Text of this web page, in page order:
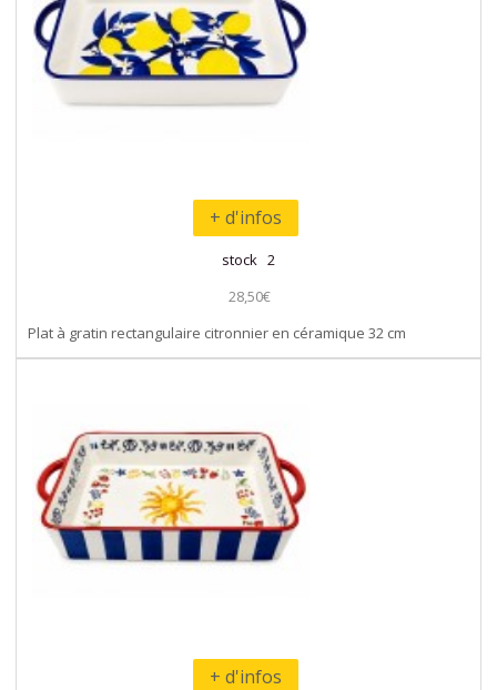
+ d'infos
stock 2
28,50€
Plat à gratin rectangulaire citronnier en céramique 32 cm
+ d'infos